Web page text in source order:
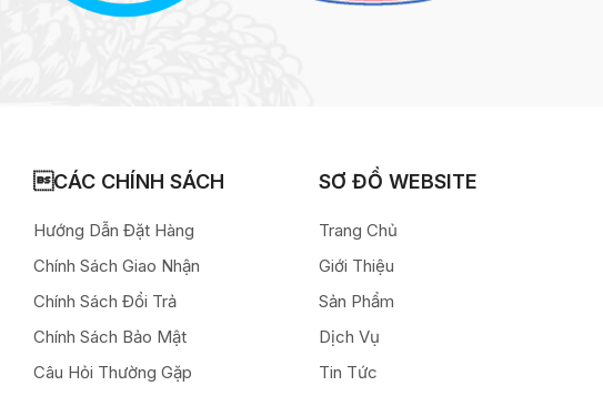
CÁC CHÍNH SÁCH
Hướng Dẫn Đặt Hàng
Chính Sách Giao Nhận
Chính Sách Đổi Trả
Chính Sách Bảo Mật
Câu Hỏi Thường Gặp
SƠ ĐỒ WEBSITE
Trang Chủ
Giới Thiệu
Sản Phẩm
Dịch Vụ
Tin Tức